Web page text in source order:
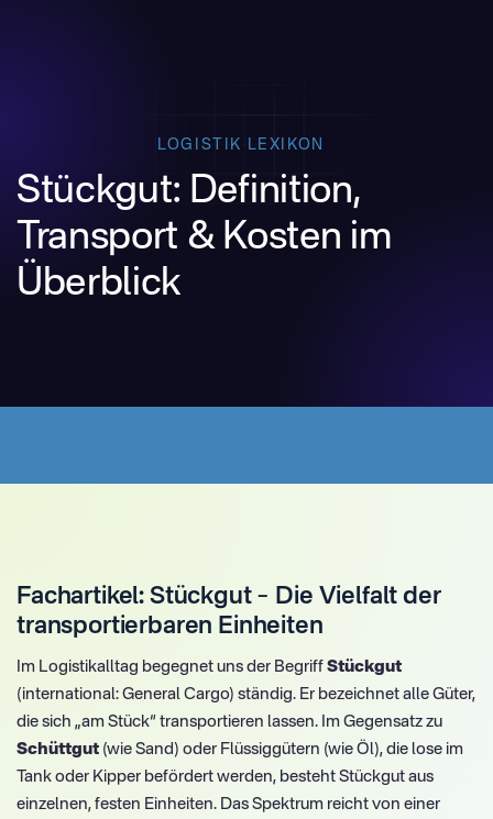
LOGISTIK LEXIKON
Stückgut: Definition,
Transport & Kosten im
Überblick
Fachartikel: Stückgut – Die Vielfalt der
transportierbaren Einheiten
Im Logistikalltag begegnet uns der Begriff Stückgut
(international: General Cargo) ständig. Er bezeichnet alle Güter,
die sich „am Stück“ transportieren lassen. Im Gegensatz zu
Schüttgut (wie Sand) oder Flüssiggütern (wie Öl), die lose im
Tank oder Kipper befördert werden, besteht Stückgut aus
einzelnen, festen Einheiten. Das Spektrum reicht von einer